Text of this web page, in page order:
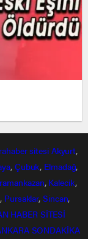
sitesi Akyurt,
, Çubuk, Elmadağ,
, Kalecik,
, Pursaklar,Sincan,
HABER SİTESİ
SONDAKİKA